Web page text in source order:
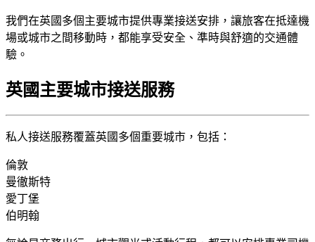
我們在英國多個主要城市提供專業接送安排，讓旅客在抵達機
場或城市之間移動時，都能享受安全、準時與舒適的交通體
驗。
英國主要城市接送服務
私人接送服務覆蓋英國多個重要城市，包括：
倫敦
曼徹斯特
愛丁堡
伯明翰